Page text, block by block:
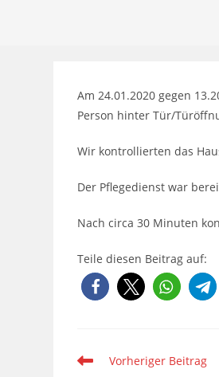
Am 24.01.2020 gegen
Person hinter Tür/
Wir kontrollierten das
Der Pflegedienst war
Nach circa 30 Minuten
Teile diesen Beitrag auf:
WeitereVorheriger Beitrag